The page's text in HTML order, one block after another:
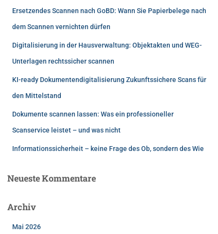
Ersetzendes Scannen nach GoBD: Wann Sie Papierbelege nach
dem Scannen vernichten dürfen
Digitalisierung in der Hausverwaltung: Objektakten und WEG-
Unterlagen rechtssicher scannen
KI-ready Dokumentendigitalisierung Zukunftssichere Scans für
den Mittelstand
Dokumente scannen lassen: Was ein professioneller
Scanservice leistet – und was nicht
Informationssicherheit – keine Frage des Ob, sondern des Wie
Neueste Kommentare
Archiv
Mai 2026